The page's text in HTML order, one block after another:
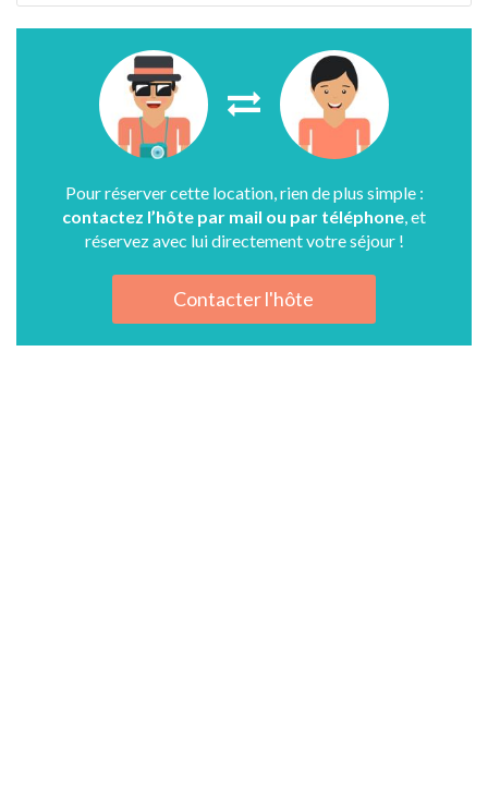
Pour réserver cette location, rien de plus simple :
contactez l’hôte par mail ou par téléphone , et
réservez avec lui directement votre séjour !
Contacter l'hôte